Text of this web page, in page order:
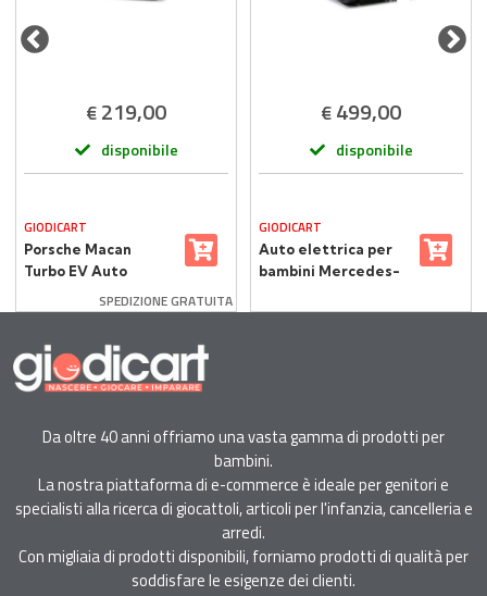
€219,00
disponibile
GIODICART
Porsche Macan
Turbo EV Auto
Bambini, Licenza
Metallizzato
SPEDIZIONE GRATUITA
€499,00
disponibile
GIODICART
Auto elettrica per
bambini Mercedes-
telecomando 2,4
Da oltre 40 anni offriamo una vasta gamma di prodotti per
bambini.
La nostra piattaforma di e-commerce è ideale per genitori e
specialisti alla ricerca di giocattoli, articoli per l'infanzia, cancelleria e
arredi.
Con migliaia di prodotti disponibili, forniamo prodotti di qualità per
soddisfare le esigenze dei clienti.